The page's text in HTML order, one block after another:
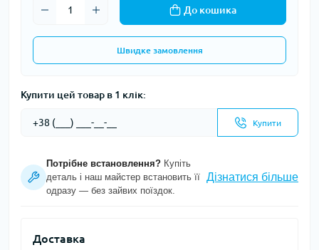
До кошика
Швидке замовлення
Купити цей товар в 1 клік:
Купити
Потрібне встановлення? Купіть
деталь і наш майстер встановить її
одразу — без зайвих поїздок.
Дізнатися більше
Доставка